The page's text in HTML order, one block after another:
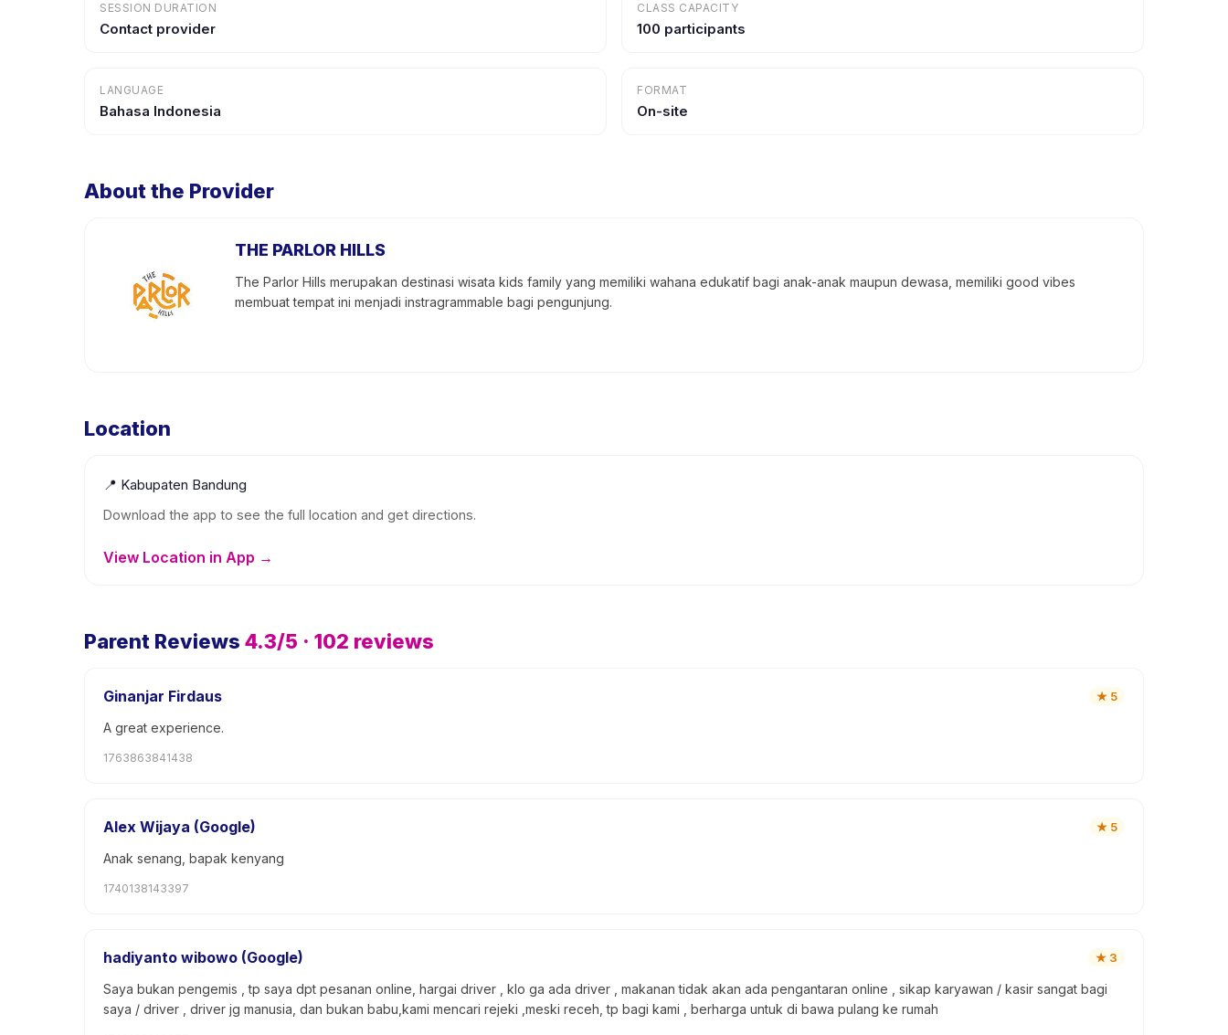
SESSION DURATION
Contact provider
CLASS CAPACITY
100 participants
LANGUAGE
Bahasa Indonesia
FORMAT
On-site
About the Provider
THE PARLOR HILLS
The Parlor Hills merupakan destinasi wisata kids family yang memiliki wahana edukatif bagi anak-anak maupun dewasa, memiliki good vibes
membuat tempat ini menjadi instragrammable bagi pengunjung.
Location
📍 Kabupaten Bandung
Download the app to see the full location and get directions.
View Location in App →
Parent Reviews 4.3/5 · 102 reviews
Ginanjar Firdaus ★ 5
A great experience.
1763863841438
Alex Wijaya (Google) ★ 5
Anak senang, bapak kenyang
1740138143397
hadiyanto wibowo (Google) ★ 3
Saya bukan pengemis , tp saya dpt pesanan online, hargai driver , klo ga ada driver , makanan tidak akan ada pengantaran online , sikap karyawan / kasir sangat bagi
saya / driver , driver jg manusia, dan bukan babu,kami mencari rejeki ,meski receh, tp bagi kami , berharga untuk di bawa pulang ke rumah